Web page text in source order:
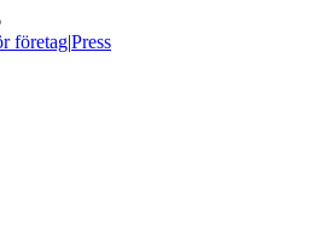
företag|Press